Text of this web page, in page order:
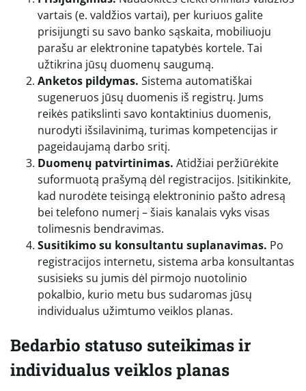
vartais (e. valdžios vartai), per kuriuos galite
prisijungti su savo banko sąskaita, mobiliuoju
parašu ar elektronine tapatybės kortele. Tai
užtikrina jūsų duomenų saugumą.
Anketos pildymas. Sistema automatiškai
sugeneruos jūsų duomenis iš registrų. Jums
reikės patikslinti savo kontaktinius duomenis,
nurodyti išsilavinimą, turimas kompetencijas ir
pageidaujamą darbo sritį.
Duomenų patvirtinimas. Atidžiai peržiūrėkite
suformuotą prašymą dėl registracijos. Įsitikinkite,
kad nurodėte teisingą elektroninio pašto adresą
bei telefono numerį – šiais kanalais vyks visas
tolimesnis bendravimas.
Susitikimo su konsultantu suplanavimas. Po
registracijos internetu, sistema arba konsultantas
susisieks su jumis dėl pirmojo nuotolinio
pokalbio, kurio metu bus sudaromas jūsų
individualus užimtumo veiklos planas.
Bedarbio statuso suteikimas ir
individualus veiklos planas